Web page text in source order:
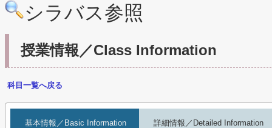
シラバス参照
授業情報／Class Information
科目一覧へ戻る
基本情報／Basic Information 詳細情報／Detailed Information